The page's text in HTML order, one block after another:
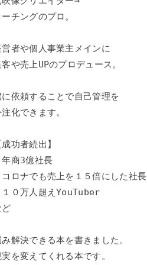
チングのプロ。
営者や個人事業主メインに
や売上UPのプロデュース。
に依頼することで自己管理を
化できます。
功者続出】
年商3億社長
コロナでも売上を１５倍にした社長
１０万人超えYouTuber
ど
み解決できる本を書きました。
実を変えてくれる本です。